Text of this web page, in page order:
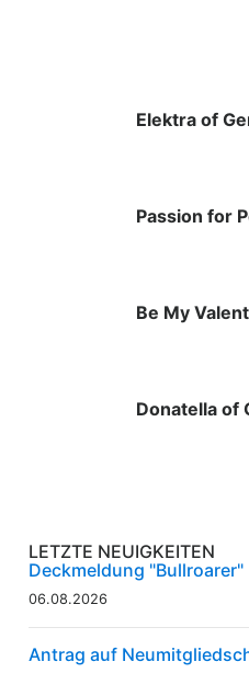
Elektra of
Passion for
Be My
Donatella of
LETZTE NEUIGKEITEN
Deckmeldung "Bullroarer"
06.08.2026
Antrag auf